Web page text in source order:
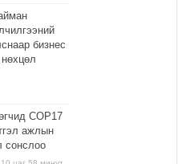
бизнес
COP17
ажлын
сонслоо